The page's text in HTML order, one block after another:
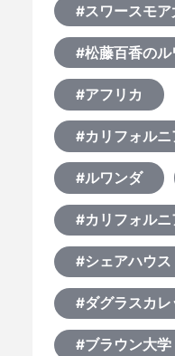
#スワースモア
#松藤百香の
#アフリカ
#カリフォル
#ルワンダ
#カリフォルニ
#シェアハウス
#ダグラスカレ
#ブラウン大学